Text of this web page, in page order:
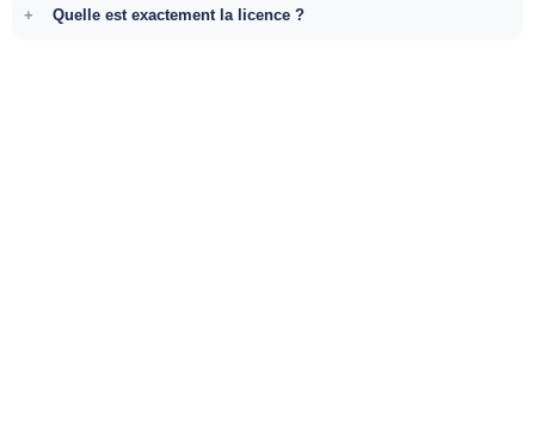
Quelle est exactement la licence ?